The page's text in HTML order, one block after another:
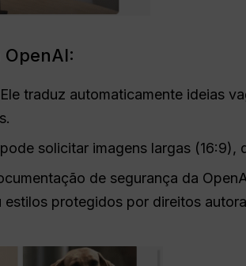
Ele traduz automaticamente ideias
solicitar imagens largas (16:9),
de segurança da
protegidos por direitos